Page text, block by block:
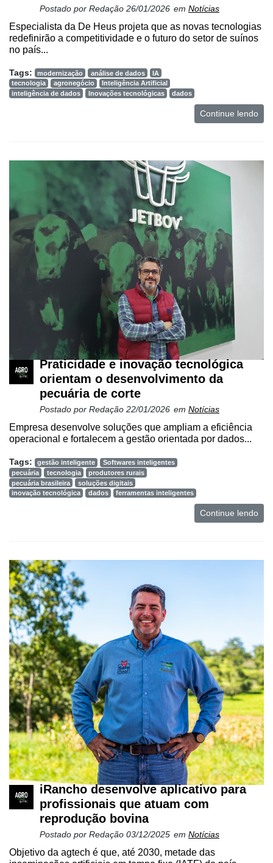
Postado por Redação 26/01/2026 em Notícias
Especialista da De Heus projeta que as novas tecnologias
redefinirão a competitividade e o futuro do setor de suínos
no país...
Tags: modernização análise de dados
IA
tecnologia
agronegócio
Inteligência Artificial
inteligência de dados
Inovações tecnológicas dados
Continue lendo
Praticidade e inovação tecnológica
orientam o desenvolvimento da
pecuária de corte
Postado por Redação 22/01/2026 em Notícias
Empresa desenvolve soluções que ampliam a eficiência
operacional e fortalecem a gestão orientada por dados...
Tags: gestão inteligente
Softwares inteligentes
pecuária
tecnologia
produtores rurais
pecuária brasileira
soluções digitais
inovação tecnológica
dados ferramentas inteligentes
Continue lendo
iRancho desenvolve aplicativo para
profissionais que atuam com
reprodução bovina
Postado por Redação 03/12/2025 em Notícias
Objetivo da agtech é que, até 2030, metade das